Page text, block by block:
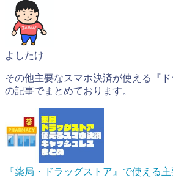
よしたけ
その他主要なスマホ決済が使える『
の記事でまとめております。
『薬局・ドラッグストア』で使える